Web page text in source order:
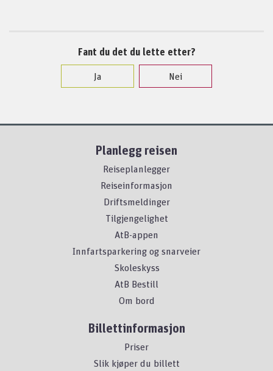
Fant du det du lette etter?
Ja
Nei
Planlegg reisen
Reiseplanlegger
Reiseinformasjon
Driftsmeldinger
Tilgjengelighet
AtB-appen
Innfartsparkering og snarveier
Skoleskyss
AtB Bestill
Om bord
Billettinformasjon
Priser
Slik kjøper du billett